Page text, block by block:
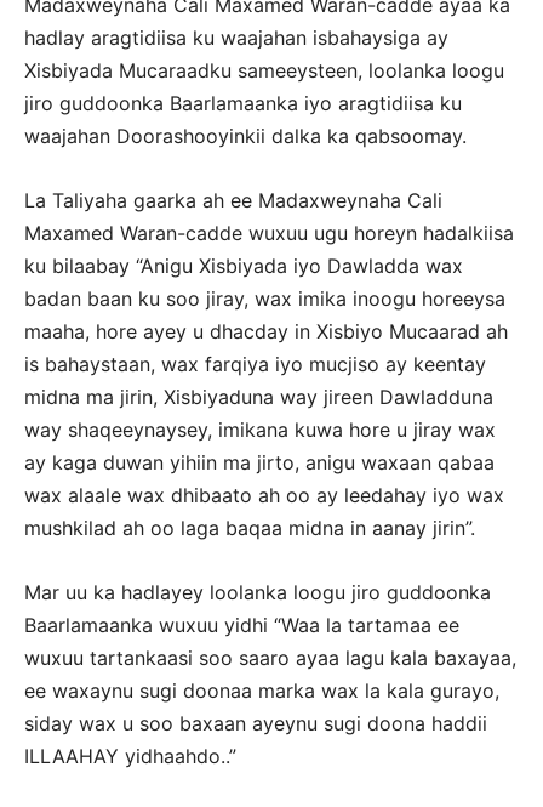
Madaxweynaha Cali Maxamed Waran-cadde ayaa ka
hadlay aragtidiisa ku waajahan isbahaysiga ay
Xisbiyada Mucaraadku sameeysteen, loolanka loogu
jiro guddoonka Baarlamaanka iyo aragtidiisa ku
waajahan Doorashooyinkii dalka ka qabsoomay.
La Taliyaha gaarka ah ee Madaxweynaha Cali
Maxamed Waran-cadde wuxuu ugu horeyn hadalkiisa
ku bilaabay “Anigu Xisbiyada iyo Dawladda wax
badan baan ku soo jiray, wax imika inoogu horeeysa
maaha, hore ayey u dhacday in Xisbiyo Mucaarad ah
is bahaystaan, wax farqiya iyo mucjiso ay keentay
midna ma jirin, Xisbiyaduna way jireen Dawladduna
way shaqeeynaysey, imikana kuwa hore u jiray wax
ay kaga duwan yihiin ma jirto, anigu waxaan qabaa
wax alaale wax dhibaato ah oo ay leedahay iyo wax
mushkilad ah oo laga baqaa midna in aanay jirin”.
Mar uu ka hadlayey loolanka loogu jiro guddoonka
Baarlamaanka wuxuu yidhi “Waa la tartamaa ee
wuxuu tartankaasi soo saaro ayaa lagu kala baxayaa,
ee waxaynu sugi doonaa marka wax la kala gurayo,
siday wax u soo baxaan ayeynu sugi doona haddii
ILLAAHAY yidhaahdo..”